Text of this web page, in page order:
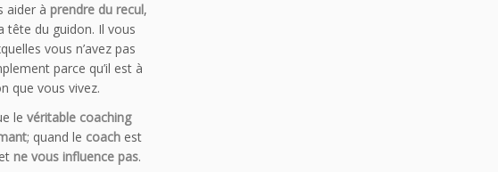
aider à prendre du recul,
tête du guidon. Il vous
vous n’avez pas
parce qu’il est à
que vous vivez.
levéritable coaching
; quand le coach est
et ne vous influence pas.